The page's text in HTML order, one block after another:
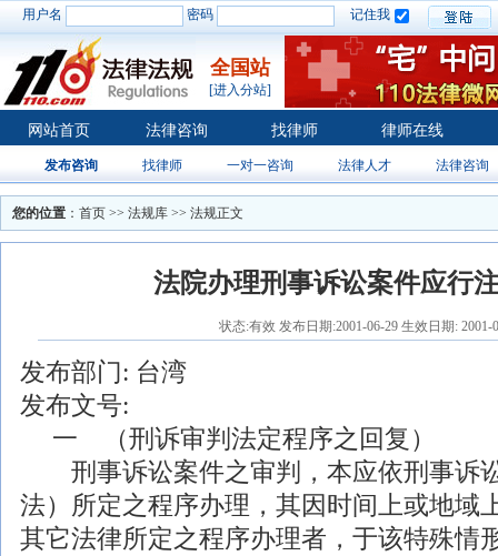
用户名 密码 记住我
全国站
[进入分站]
网站首页 法律咨询 找律师 律师在线
发布咨询 找律师 一对一咨询 法律人才 法律咨询
您的位置 ： 首页 >> 法规库 >> 法规正文
法院办理刑事诉讼案件应行
状态:有效 发布日期:2001-06-29 生效日期: 2001-
发布部门: 台湾
发布文号:
一 （刑诉审判法定程序之回复）
刑事诉讼案件之审判，本应依刑事诉
法）所定之程序办理，其因时间上或地域
其它法律所定之程序办理者，于该特殊情